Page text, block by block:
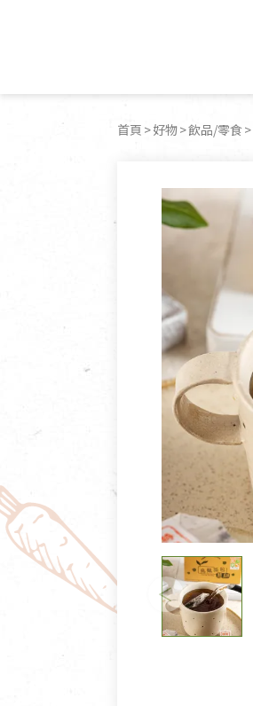
米麵/調理食材
豆麥雜糧種子
乾貨/素料/植物肉
調味/醬料/烘焙食材
廚房用具/家電/家飾
首頁 好物 飲品/零食